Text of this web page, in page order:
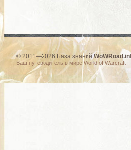
© 2011—2026 База знаний
Ваш путеводитель в мире World of Warcraft